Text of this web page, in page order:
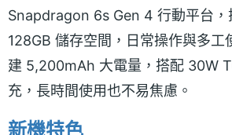
Snapdragon 6s Gen 4 行動平台，
128GB 儲存空間，日常操作與多工
建 5,200mAh 大電量，搭配 30W
充，長時間使用也不易焦慮。
新機特色